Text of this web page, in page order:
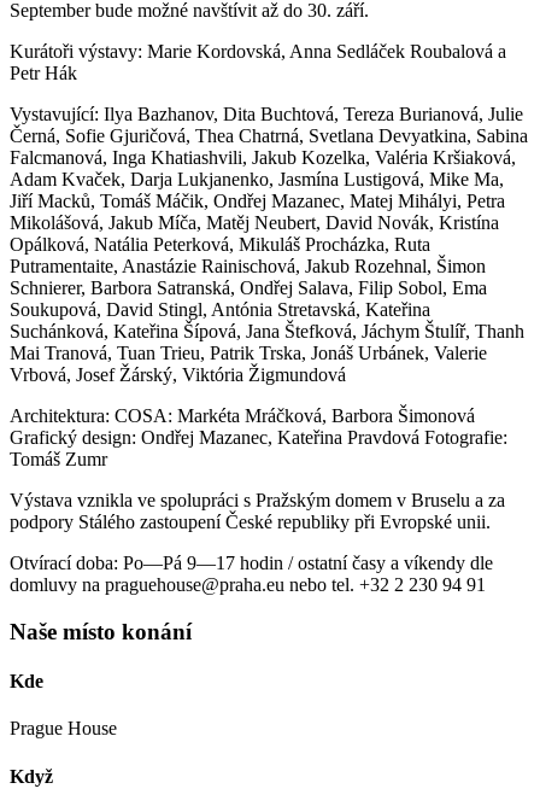
September bude možné navštívit až do 30. září.
Kurátoři výstavy: Marie Kordovská, Anna Sedláček Roubalová a
Petr Hák
Vystavující: Ilya Bazhanov, Dita Buchtová, Tereza Burianová, Julie
Černá, Sofie Gjuričová, Thea Chatrná, Svetlana Devyatkina, Sabina
Falcmanová, Inga Khatiashvili, Jakub Kozelka, Valéria Kršiaková,
Adam Kvaček, Darja Lukjanenko, Jasmína Lustigová, Mike Ma,
Jiří Macků, Tomáš Máčik, Ondřej Mazanec, Matej Mihályi, Petra
Mikolášová, Jakub Míča, Matěj Neubert, David Novák, Kristína
Opálková, Natália Peterková, Mikuláš Procházka, Ruta
Putramentaite, Anastázie Rainischová, Jakub Rozehnal, Šimon
Schnierer, Barbora Satranská, Ondřej Salava, Filip Sobol, Ema
Soukupová, David Stingl, Antónia Stretavská, Kateřina
Suchánková, Kateřina Šípová, Jana Štefková, Jáchym Štulíř, Thanh
Mai Tranová, Tuan Trieu, Patrik Trska, Jonáš Urbánek, Valerie
Vrbová, Josef Žárský, Viktória Žigmundová
Architektura: COSA: Markéta Mráčková, Barbora Šimonová
Grafický design: Ondřej Mazanec, Kateřina Pravdová Fotografie:
Tomáš Zumr
Výstava vznikla ve spolupráci s Pražským domem v Bruselu a za
podpory Stálého zastoupení České republiky při Evropské unii.
Otvírací doba: Po—Pá 9—17 hodin / ostatní časy a víkendy dle
domluvy na praguehouse@praha.eu nebo tel. +32 2 230 94 91
Naše místo konání
Kde
Prague House
Když